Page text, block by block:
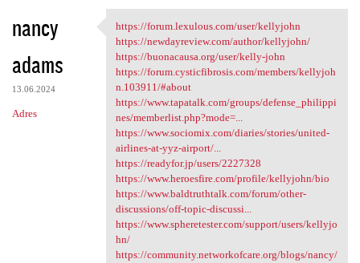
nancy
adams
13.06.2024
Adres
https://forum.lexulous.com
https://forum.lexulous.com/user/kellyjohn
https://newdayreview.com/author/kellyjohn/
https://buonacausa.org/user/kelly-john
https://forum.cysticfibrosis.com/members/kellyjoh
n.103911/#about
https://www.tapatalk.com/groups/defense_philippi
nes/memberlist.php?mode=...
https://www.sociomix.com/diaries/stories/united-
airlines-at-yyz-airport/...
https://readyfor.jp/users/2227328
https://www.heroesfire.com/profile/kellyjohn/bio
https://www.baldtruthtalk.com/forum/other-
discussions/off-topic-discussi...
https://www.spheretester.com/support/users/kellyjo
hn/
https://community.networkofcare.org/blogs/nancy/